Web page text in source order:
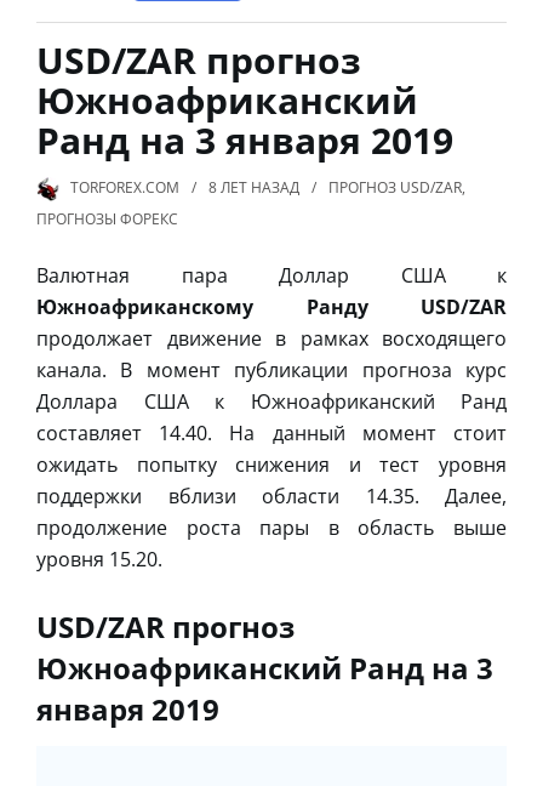
USD/ZAR прогноз
Южноафриканский
Ранд на 3 января 2019
TORFOREX.COM 8 ЛЕТ НАЗАД ПРОГНОЗ USD/ZAR,
ПРОГНОЗЫ ФОРЕКС
Валютная пара Доллар США к
Южноафриканскому Ранду USD/ZAR
продолжает движение в рамках восходящего
канала. В момент публикации прогноза курс
Доллара США к Южноафриканский Ранд
составляет 14.40. На данный момент стоит
ожидать попытку снижения и тест уровня
поддержки вблизи области 14.35. Далее,
продолжение роста пары в область выше
уровня 15.20.
USD/ZAR прогноз
Южноафриканский Ранд на 3
января 2019